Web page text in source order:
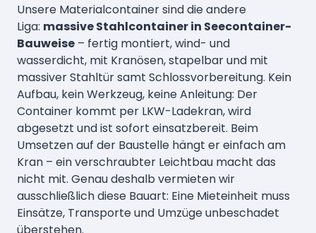
Unsere Materialcontainer sind die andere
Liga: massive Stahlcontainer in Seecontainer-
Bauweise – fertig montiert, wind- und
wasserdicht, mit Kranösen, stapelbar und mit
massiver Stahltür samt Schloss­vorbereitung. Kein
Aufbau, kein Werkzeug, keine Anleitung: Der
Container kommt per LKW-Ladekran, wird
abgesetzt und ist sofort einsatzbereit. Beim
Umsetzen auf der Baustelle hängt er einfach am
Kran – ein verschraubter Leichtbau macht das
nicht mit. Genau deshalb vermieten wir
ausschließlich diese Bauart: Eine Mieteinheit muss
Einsätze, Transporte und Umzüge unbeschadet
überstehen.